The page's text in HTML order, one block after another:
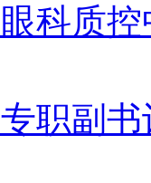
科质
职副